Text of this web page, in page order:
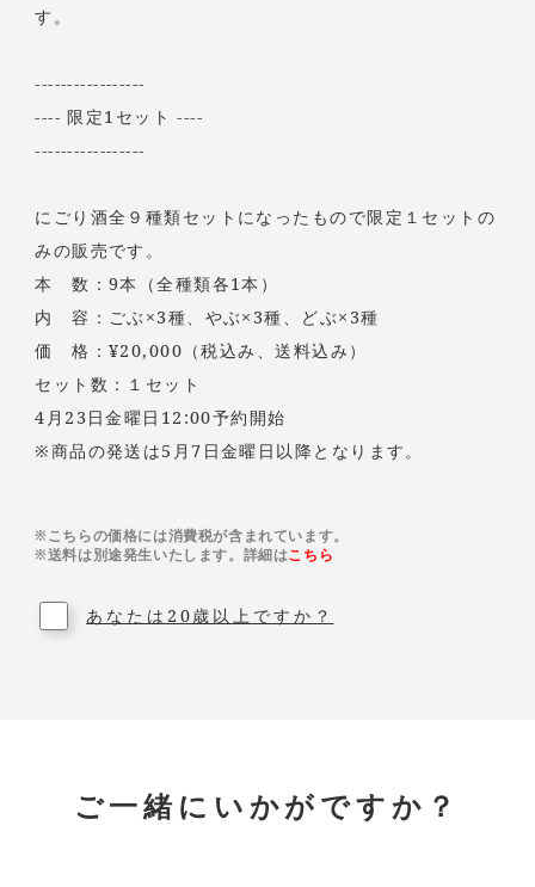
す。
-----------------
---- 限定1セット ----
-----------------
にごり酒全９種類セットになったもので限定１セットの
みの販売です。
本 数：9本（全種類各1本）
内 容：ごぶ×3種、やぶ×3種、どぶ×3種
価 格：¥20,000（税込み、送料込み）
セット数：１セット
4月23日金曜日12:00予約開始
※商品の発送は5月7日金曜日以降となります。
※こちらの価格には消費税が含まれています。
※送料は別途発生いたします。 詳細はこちら
あなたは20歳以上ですか？
ご一緒にいかがですか？